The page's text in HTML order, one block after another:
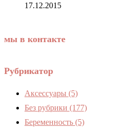
17.12.2015
мы в контакте
Рубрикатор
Аксессуары (5)
Без рубрики (177)
Беременность (5)